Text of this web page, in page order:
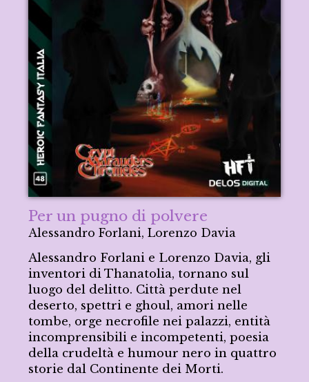
Per un pugno di polvere
Alessandro Forlani, Lorenzo Davia
Alessandro Forlani e Lorenzo Davia, gli
inventori di Thanatolia, tornano sul
luogo del delitto. Città perdute nel
deserto, spettri e ghoul, amori nelle
tombe, orge necrofile nei palazzi, entità
incomprensibili e incompetenti, poesia
della crudeltà e humour nero in quattro
storie dal Continente dei Morti.